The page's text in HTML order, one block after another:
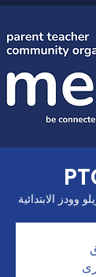
وودز الابتدائية